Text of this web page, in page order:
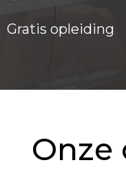
Gratis opleiding
Onze